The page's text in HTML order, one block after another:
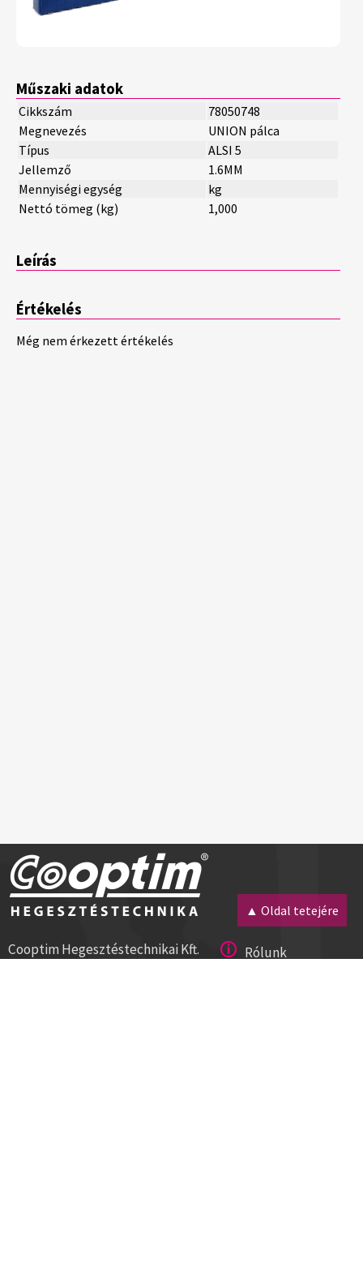
▲ Oldal tetejére
Műszaki adatok
Cikkszám
78050748
Megnevezés
UNION pálca
Típus
ALSI 5
Jellemző
1.6MM
Mennyiségi egység
kg
Nettó tömeg (kg)
1,000
Leírás
Értékelés
Még nem érkezett értékelés
Cooptim Hegesztéstechnikai Kft. Rólunk